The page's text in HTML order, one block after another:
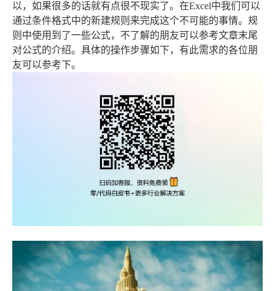
以，如果很多的话就有点很不现实了。在Excel中我们可以
通过条件格式中的新建规则来完成这个不可能的事情。规
则中使用到了一些公式，不了解的朋友可以参考文章末尾
对公式的介绍。具体的操作步骤如下，有此需求的各位朋
友可以参考下。